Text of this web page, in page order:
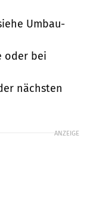
Umbau-
oder bei
nächsten
ANZEIGE